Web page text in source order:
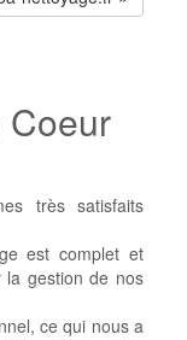
Coeur
très satisfaits
est complet et
la gestion de nos
ce qui nous a